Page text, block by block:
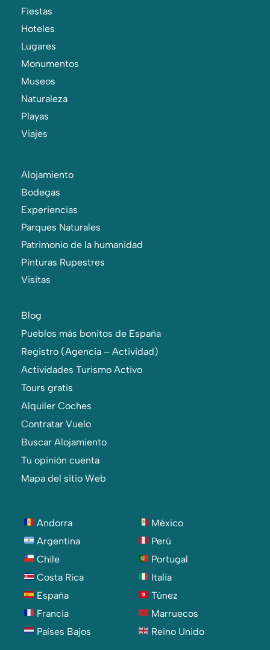
Fiestas
Hoteles
Lugares
Monumentos
Museos
Naturaleza
Playas
Viajes
Alojamiento
Bodegas
Experiencias
Parques Naturales
Patrimonio de la humanidad
Pinturas Rupestres
Visitas
Blog
Pueblos más bonitos de España
Registro (Agencia – Actividad)
Actividades Turismo Activo
Tours gratis
Alquiler Coches
Contratar Vuelo
Buscar Alojamiento
Tu opinión cuenta
Mapa del sitio Web
Andorra
Argentina
Chile
Costa Rica
España
Francia
Países Bajos
México
Perú
Portugal
Italia
Túnez
Marruecos
Reino Unido